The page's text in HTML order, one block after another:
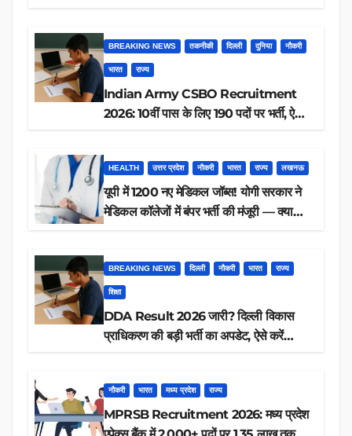
BREAKING NEWS तकनीकी दिल्ली दुनिया नौकरी
भारत राज्य
Indian Army CSBO Recruitment
2026: 10वीं पास के लिए 190 पदों पर भर्ती, ऐसे
HEALTH उत्तर प्रदेश नौकरी भारत राज्य लखनऊ
यूपी में 1200 नए मेडिकल जॉब्स! योगी सरकार ने
मेडिकल कॉलेजों में बंपर भर्ती की मंजूरी — क्या
BREAKING NEWS दिल्ली नौकरी भारत राज्य
शिक्षा
DDA Result 2026 जारी? दिल्ली विकास
प्राधिकरण की बड़ी भर्ती का अपडेट, ऐसे करें
नौकरी भारत मध्य प्रदेश राज्य
MPRSB Recruitment 2026: मध्य प्रदेश